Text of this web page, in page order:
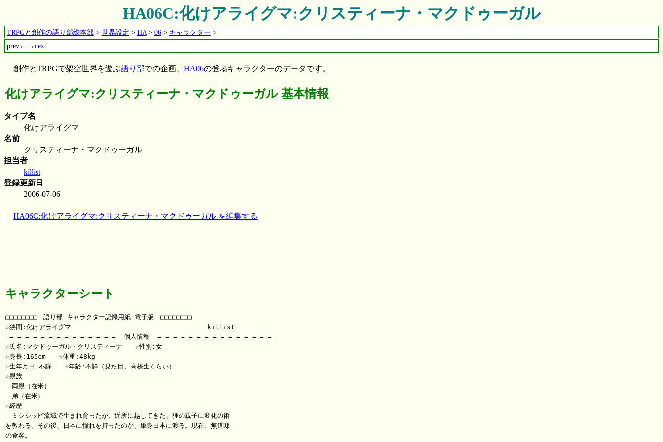
HA06C:化けアライグマ:クリスティーナ・マクドゥーガル
TRPGと創作の語り部総本部> 世界設定 > HA> 06> キャラクター >
prev←|→next
創作とTRPGで架空世界を遊ぶ語り部での企画、HA06の登場キャラクターのデータです。
化けアライグマ:クリスティーナ・マクドゥーガル 基本情報
タイプ名
化けアライグマ
名前
クリスティーナ・マクドゥーガル
担当者
killist
登録更新日
2006-07-06
HA06C:化けアライグマ:クリスティーナ・マクドゥーガル を編集する
キャラクターシート
□□□□□□□□　語り部 キャラクター記録用紙 電子版　□□□□□□□□
☆狭間:化けアライグマ　　　　　  　　　　　　　　　　　　　　　killist
-=-=-=-=-=-=-=-=-=-=-=-=-=-=- 個人情報 -=-=-=-=-=-=-=-=-=-=-=-=-=-=-=-
☆氏名:マクドゥーガル・クリスティーナ　　☆性別:女
☆身長:165cm　　☆体重:48kg
☆生年月日:不詳　　☆年齢:不詳（見た目、高校生くらい）
☆親族
両親（在米）
弟（在米）
☆経歴
ミシシッピ流域で生まれ育ったが、近所に越してきた、狸の親子に変化の術
を教わる。その後、日本に憧れを持ったのか、単身日本に渡る。現在、無道邸
の食客。